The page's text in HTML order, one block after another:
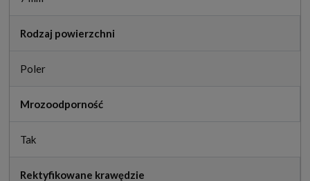
Rodzaj powierzchni
Poler
Mrozoodporność
Tak
Rektyfikowane krawędzie